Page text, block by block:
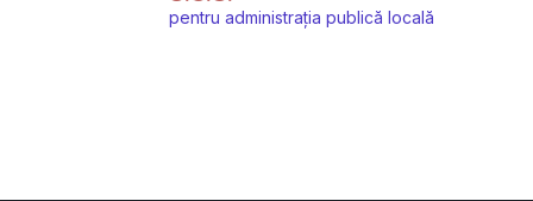
pentru administrația publică locală